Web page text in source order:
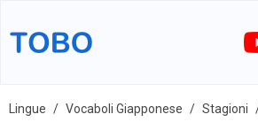
Lingue Vocaboli Giapponese Stagioni